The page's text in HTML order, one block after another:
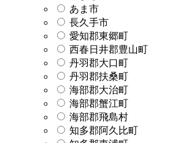
あま市
長久手市
愛知郡東郷町
西春日井郡豊山町
丹羽郡大口町
丹羽郡扶桑町
海部郡大治町
海部郡蟹江町
海部郡飛島村
知多郡阿久比町